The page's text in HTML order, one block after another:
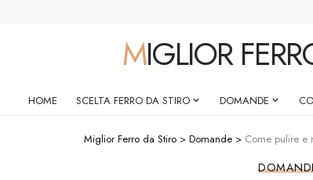
MIGLIOR
HOME SCELTA FERRO DA STIRO DOMANDE
Miglior Ferro da Stiro > Domande > Come pulire e